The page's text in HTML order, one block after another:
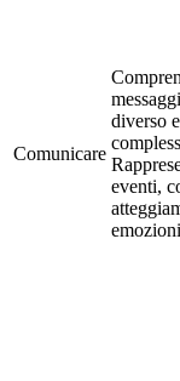
Comunicare
diverso
eventi,